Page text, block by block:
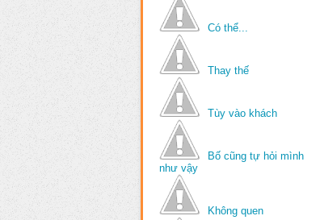
Có thể...
Thay thế
Tùy vào khách
Bố cũng tự hỏi mình
như vậy
Không quen